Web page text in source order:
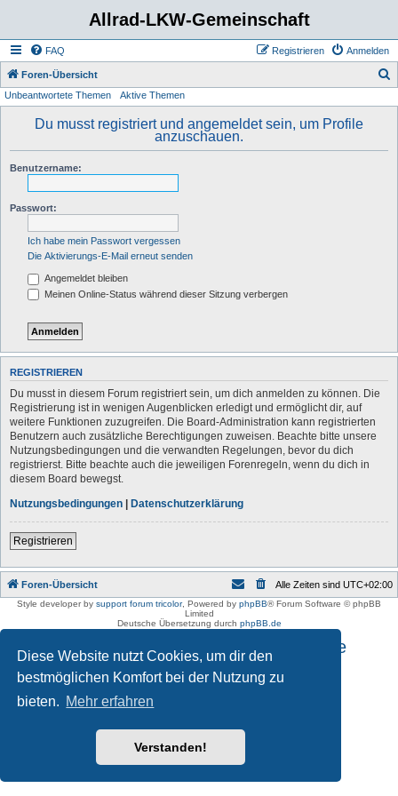
Diese Website nutzt Cookies, um dir den
bestmöglichen Komfort bei der Nutzung zu
bieten. Mehr erfahren
Verstanden!
Allrad-LKW-Gemeinschaft
FAQ Anmelden
Registrieren
Foren-Übersicht
Unbeantwortete Themen Aktive Themen
Du musst registriert und angemeldet sein, um Profile
anzuschauen.
Benutzername:
Passwort:
Ich habe mein Passwort vergessen
Die Aktivierungs-E-Mail erneut senden
Angemeldet bleiben
Meinen Online-Status während dieser Sitzung verbergen
REGISTRIEREN
Du musst in diesem Forum registriert sein, um dich anmelden zu können. Die
Registrierung ist in wenigen Augenblicken erledigt und ermöglicht dir, auf
weitere Funktionen zuzugreifen. Die Board-Administration kann registrierten
Benutzern auch zusätzliche Berechtigungen zuweisen. Beachte bitte unsere
Nutzungsbedingungen und die verwandten Regelungen, bevor du dich
registrierst. Bitte beachte auch die jeweiligen Forenregeln, wenn du dich in
diesem Board bewegst.
Nutzungsbedingungen | Datenschutzerklärung
Registrieren
Foren-Übersicht Alle Zeiten sind UTC+02:00
Style developer by support forum tricolor, Powered by phpBB® Forum Software © phpBB
Limited
Deutsche Übersetzung durch phpBB.de
Impressum und Datenschutzhinweise